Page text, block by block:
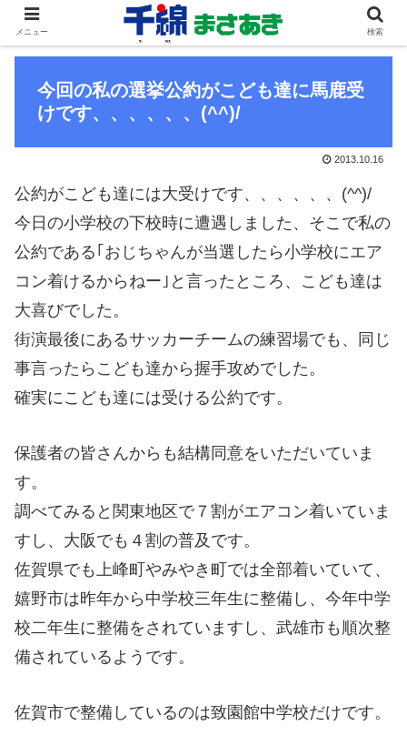
今回の私の選挙公約がこども達に馬鹿受
けです、、、、、、(^^)/
2013.10.16
公約がこども達には大受けです、、、、、、(^^)/
今日の小学校の下校時に遭遇しました、そこで私の
公約である｢おじちゃんが当選したら小学校にエア
コン着けるからねー｣と言ったところ、こども達は
大喜びでした。
街演最後にあるサッカーチームの練習場でも、同じ
事言ったらこども達から握手攻めでした。
確実にこども達には受ける公約です。
保護者の皆さんからも結構同意をいただいていま
す。
調べてみると関東地区で７割がエアコン着いていま
すし、大阪でも４割の普及です。
佐賀県でも上峰町やみやき町では全部着いていて、
嬉野市は昨年から中学校三年生に整備し、今年中学
校二年生に整備をされていますし、武雄市も順次整
備されているようです。
佐賀市で整備しているのは致園館中学校だけです。
メニュー 検索